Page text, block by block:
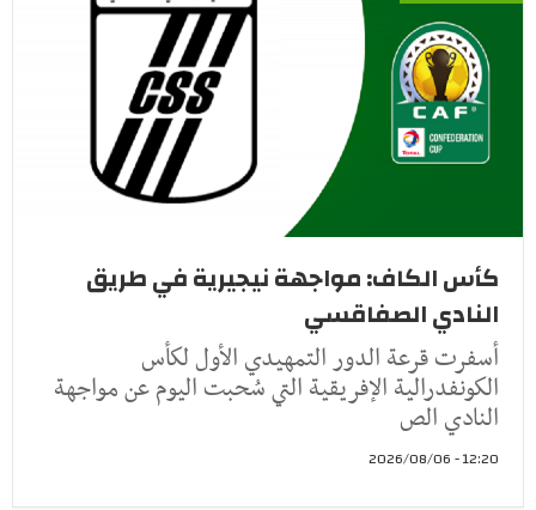
كأس الكاف: مواجهة نيجيرية في طريق
النادي الصفاقسي
أسفرت قرعة الدور التمهيدي الأول لكأس
الكونفدرالية الإفريقية التي سُحبت اليوم عن مواجهة
النادي الص
12:20 - 2026/08/06